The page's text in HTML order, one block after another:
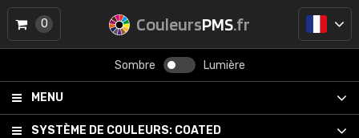
CouleursPMS.fr
Sombre Lumière
MENU
SYSTÈME DE COULEURS: COATED
0